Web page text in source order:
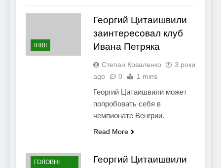
ІНШІ
Георгий Цитаишвили
заинтересовал клуб
Ивана Петряка
Степан Коваленко
3 роки
ago
0 1 mins
Георгий Цитаишвили может
попробовать себя в
чемпионате Венгрии.
Read More
ГОЛОВНІ
Георгий Цитаишвили